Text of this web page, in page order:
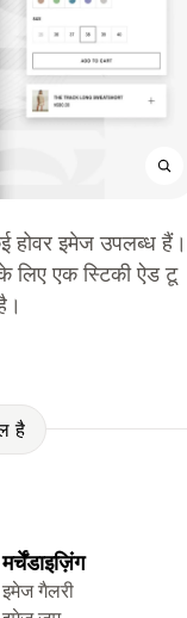
होवर इमेज उपलब्ध हैं।
लिए एक स्टिकी ऐड टू
है
मर्चेंडाइज़िंग
इमेज गैलरी